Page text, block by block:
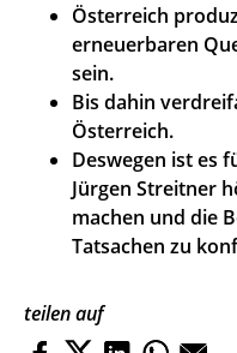
Österreich
erneuerbaren
sein.
Bis dahin
Österreich.
Deswegen ist es
Jürgen Streitner
machen und die
Tatsachen zu
teilen auf